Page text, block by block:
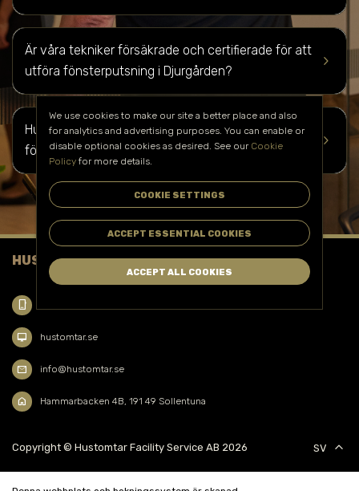
keyboard_arrow_right
Är våra tekniker försäkrade och certifierade för att
utföra fönsterputsning i Djurgården?
keyboard_arrow_right
Hur kan du få en kostnadsuppskattning för
fönsterputsning av din fastighet iDjurgården?
HUSTOMTAR FACILITY SERVICE AB
phone_iphone
desktop_mac hustomtar.se
mail info@hustomtar.se
home Hammarbacken 4B, 191 49 Sollentuna
Copyright © Hustomtar Facility Service AB 2026 SV keyboard_arrow_up
We use cookies to make our site a better place and also
for analytics and advertising purposes. You can enable or
disable optional cookies as desired. See our Cookie
Policyfor more details.
COOKIE SETTINGS
ACCEPT ESSENTIAL COOKIES
ACCEPT ALL COOKIES